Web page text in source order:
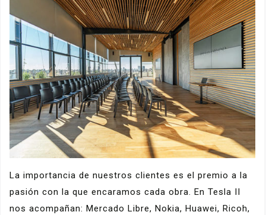
La importancia de nuestros clientes es el premio a la
pasión con la que encaramos cada obra. En Tesla II
nos acompañan: Mercado Libre, Nokia, Huawei, Ricoh,